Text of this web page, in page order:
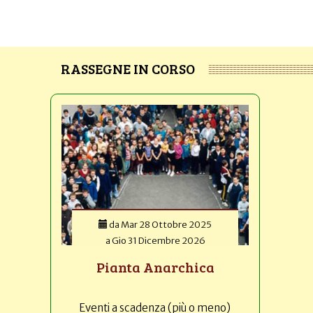
RASSEGNE IN CORSO
da Mar 28 Ottobre 2025
aGio 31 Dicembre 2026
Pianta Anarchica
Eventi a scadenza (più o meno)